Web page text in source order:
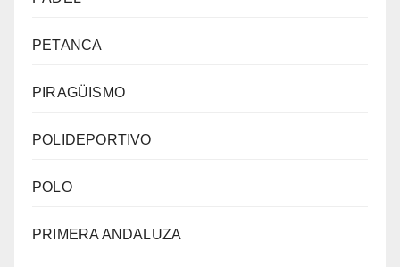
PETANCA
PIRAGÜISMO
POLIDEPORTIVO
POLO
PRIMERA ANDALUZA